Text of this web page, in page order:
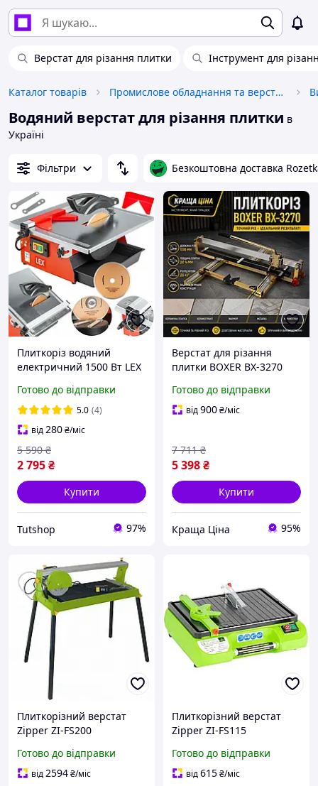
Верстат для різання плитки Інструмент для
Каталог товарів Промислове обладнання та верстати
Водяний верстат для різання плитки в
Україні
Фільтри Безкоштовна доставка
Плиткоріз водяний
електричний 1500 Вт LEX
різання плитки
Електроплиткоріз
Готово до відправки
5.0 (4)
від280₴/міс
2 795₴
5 590 ₴
Купити
Tutshop 97%
Верстат для різання
плитки BOXER BX-3270
мм, діагональний різ 45°
Готово до відправки
від900₴/міс
5 398₴
7 711 ₴
Купити
Краща Ціна 95%
Плиткорізний верстат
Zipper ZI-FS200
Вт мокре сухе різання для
плитки
Готово до відправки
від2594₴/міс
Плиткорізний верстат
Zipper ZI-FS115
500 Вт 115 мм для різання
керамічної плитки
Готово до відправки
від615₴/міс